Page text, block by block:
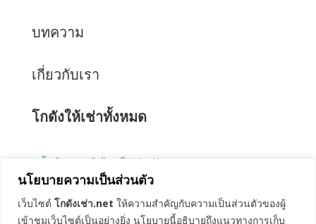
นโยบายความเป็นส่วนตัว
เว็บไซต์ โกดังเช่า.net ให้ความสำคัญกับความเป็นส่วนตัวของผู้
เข้าชมเว็บไซต์เป็นอย่างยิ่ง นโยบายนี้อธิบายถึงแนวทางการเก็บ
บทความ
เกี่ยวกับเรา
โกดังให้เช่าทั้งหมด
โกดังคลอง 3 ธัญบุรี (เฟส 1)
โกดังคลอง 4 ลำลูกกา 67
โกดังคลอง 4 ลำลูกกา 69
โกดังรังสิต-นครนายก 57